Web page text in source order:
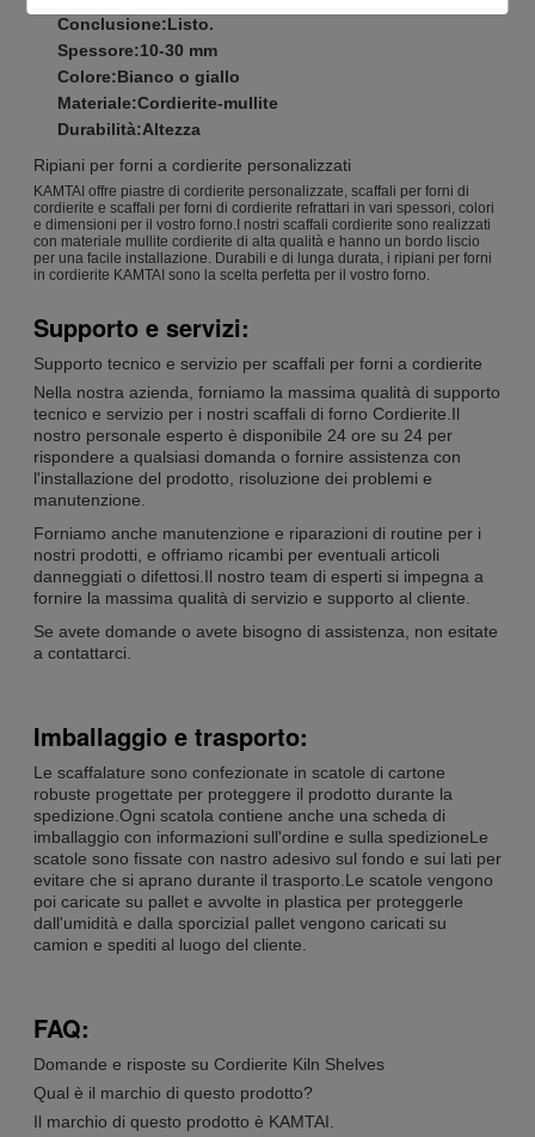
Conclusione:Listo.
Spessore:10-30 mm
Colore:Bianco o giallo
Materiale:Cordierite-mullite
Durabilità:Altezza
Ripiani per forni a cordierite personalizzati
KAMTAI offre piastre di cordierite personalizzate, scaffali per forni di
cordierite e scaffali per forni di cordierite refrattari in vari spessori, colori
e dimensioni per il vostro forno.I nostri scaffali cordierite sono realizzati
con materiale mullite cordierite di alta qualità e hanno un bordo liscio
per una facile installazione. Durabili e di lunga durata, i ripiani per forni
in cordierite KAMTAI sono la scelta perfetta per il vostro forno.
Supporto e servizi:
Supporto tecnico e servizio per scaffali per forni a cordierite
Nella nostra azienda, forniamo la massima qualità di supporto
tecnico e servizio per i nostri scaffali di forno Cordierite.Il
nostro personale esperto è disponibile 24 ore su 24 per
rispondere a qualsiasi domanda o fornire assistenza con
l'installazione del prodotto, risoluzione dei problemi e
manutenzione.
Forniamo anche manutenzione e riparazioni di routine per i
nostri prodotti, e offriamo ricambi per eventuali articoli
danneggiati o difettosi.Il nostro team di esperti si impegna a
fornire la massima qualità di servizio e supporto al cliente.
Se avete domande o avete bisogno di assistenza, non esitate
a contattarci.
Imballaggio e trasporto:
Le scaffalature sono confezionate in scatole di cartone
robuste progettate per proteggere il prodotto durante la
spedizione.Ogni scatola contiene anche una scheda di
imballaggio con informazioni sull'ordine e sulla spedizioneLe
scatole sono fissate con nastro adesivo sul fondo e sui lati per
evitare che si aprano durante il trasporto.Le scatole vengono
poi caricate su pallet e avvolte in plastica per proteggerle
dall'umidità e dalla sporciziaI pallet vengono caricati su
camion e spediti al luogo del cliente.
FAQ:
Domande e risposte su Cordierite Kiln Shelves
Qual è il marchio di questo prodotto?
Il marchio di questo prodotto è KAMTAI.